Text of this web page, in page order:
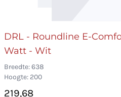
DRL - Roundline E-
Watt - Wit
Breedte: 638
Hoogte: 200
219,68